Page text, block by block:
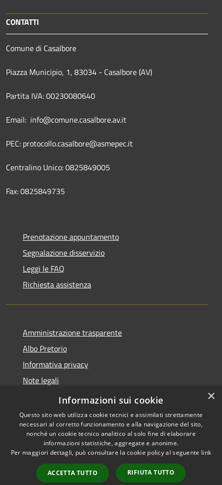
CONTATTI
Comune di Casalbore
Piazza Municipio, 1, 83034 - Casalbore (AV)
Partita IVA: 00230080640
Email: info@comune.casalbore.av.it
PEC: protocollo.casalbore@asmepec.it
Centralino Unico: 0825849005
Fax: 0825849735
Prenotazione appuntamento
Segnalazione disservizio
Leggi le FAQ
Richiesta assistenza
Amministrazione trasparente
Albo Pretorio
Informativa privacy
Note legali
Dichiarazione di accessibilità
Accessibilità
Copyright © 2026 • Comune di
Casalbore • Powered by
Municipium•
Accesso
redazione
×
Informazioni sui cookie
Questo sito web utilizza cookie tecnici e assimilati strettamente
necessari al corretto funzionamento e alla navigazione del sito,
nonché un cookie tecnico analitico al solo fine di elaborare
informazioni statistiche, aggregate e anonime.
Per maggiori dettagli, può consultare la cookie policy al seguente link
ACCETTA TUTTO RIFIUTA TUTTO